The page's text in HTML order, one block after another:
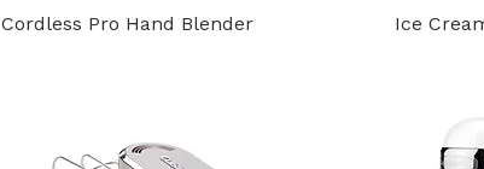
Cordless Pro Hand Blender Ice